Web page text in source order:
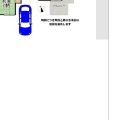
交換済み